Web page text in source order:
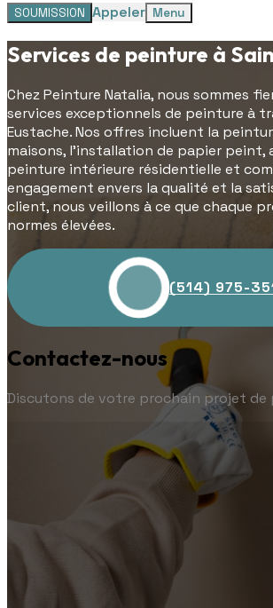
SOUMISSION Appeler Menu
Services de peinture à
Chez Peinture Natalia, nous sommes
services exceptionnels de peinture à
Eustache. Nos offres incluent la
maisons, l'installation de papier peint,
peinture intérieure résidentielle et
engagement envers la qualité et la
client, nous veillons à ce que chaque
normes élevées.
(514) 975-
Contactez-nous
Discutons de votre prochain projet de